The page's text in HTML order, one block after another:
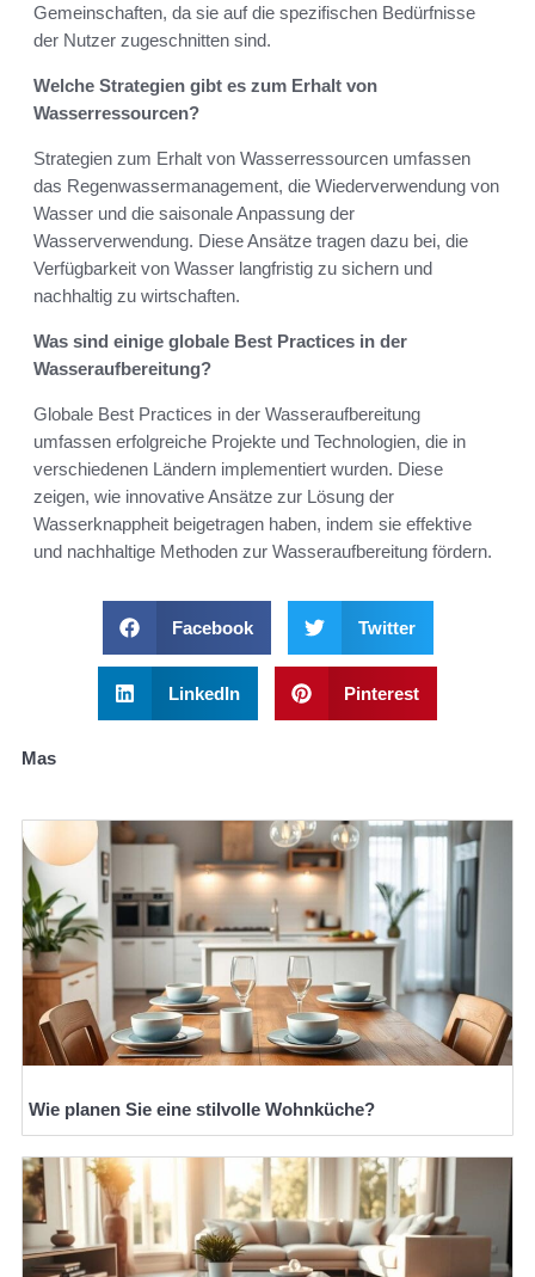
Gemeinschaften, da sie auf die spezifischen Bedürfnisse
der Nutzer zugeschnitten sind.
Welche Strategien gibt es zum Erhalt von
Wasserressourcen?
Strategien zum Erhalt von Wasserressourcen umfassen
das Regenwassermanagement, die Wiederverwendung von
Wasser und die saisonale Anpassung der
Wasserverwendung. Diese Ansätze tragen dazu bei, die
Verfügbarkeit von Wasser langfristig zu sichern und
nachhaltig zu wirtschaften.
Was sind einige globale Best Practices in der
Wasseraufbereitung?
Globale Best Practices in der Wasseraufbereitung
umfassen erfolgreiche Projekte und Technologien, die in
verschiedenen Ländern implementiert wurden. Diese
zeigen, wie innovative Ansätze zur Lösung der
Wasserknappheit beigetragen haben, indem sie effektive
und nachhaltige Methoden zur Wasseraufbereitung fördern.
Facebook Twitter
LinkedIn Pinterest
Mas
Wie planen Sie eine stilvolle Wohnküche?